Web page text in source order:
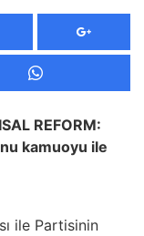
REFORM:
kamuoyu ile
ile Partisinin